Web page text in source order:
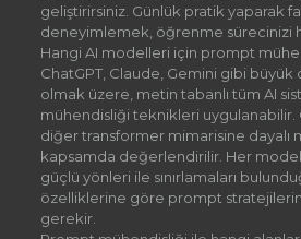
geliştirirsiniz. Günlük pratik yaparak
deneyimlemek, öğrenme sürecinizi
Hangi AI modelleri için prompt
ChatGPT, Claude, Gemini gibi
olmak üzere, metin tabanlı tüm AI
mühendisliği teknikleri uygulanabilir.
diğer transformer mimarisine dayalı
kapsamda değerlendirilir. Her
güçlü yönleri ile sınırlamaları
özelliklerine göre prompt
gerekir.